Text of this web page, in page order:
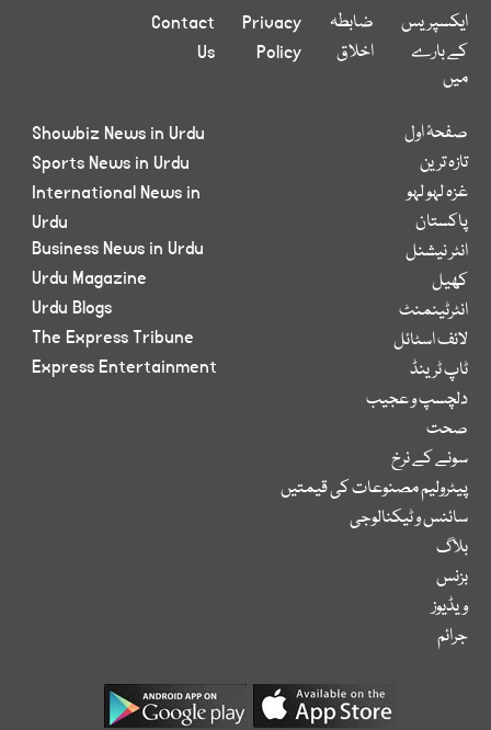
ایکسپریس
کے بارے
میں
ضابطہ
اخلاق
Privacy
Policy
Contact
Us
صفحۂ اول
تازہ ترین
غزہ لہو لہو
پاکستان
انٹر نیشنل
کھیل
انٹرٹینمنٹ
لائف اسٹائل
ٹاپ ٹرینڈ
دلچسپ و عجیب
صحت
سونے کے نرخ
پیٹرولیم مصنوعات کی قیمتیں
سائنس و ٹیکنالوجی
بلاگ
بزنس
ویڈیوز
جرائم
Showbiz News in Urdu
Sports News in Urdu
International News in
Urdu
Business News in Urdu
Urdu Magazine
Urdu Blogs
The Express Tribune
Express Entertainment